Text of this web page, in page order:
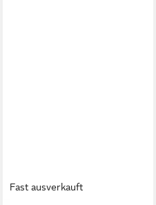
Fast ausverkauft